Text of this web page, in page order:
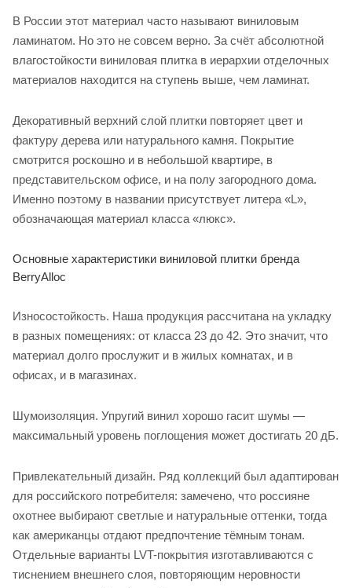
В России этот материал часто называют виниловым
ламинатом. Но это не совсем верно. За счёт абсолютной
влагостойкости виниловая плитка в иерархии отделочных
материалов находится на ступень выше, чем ламинат.
Декоративный верхний слой плитки повторяет цвет и
фактуру дерева или натурального камня. Покрытие
смотрится роскошно и в небольшой квартире, в
представительском офисе, и на полу загородного дома.
Именно поэтому в названии присутствует литера «L»,
обозначающая материал класса «люкс».
Основные характеристики виниловой плитки бренда
BerryAlloc
Износостойкость. Наша продукция рассчитана на укладку
в разных помещениях: от класса 23 до 42. Это значит, что
материал долго прослужит и в жилых комнатах, и в
офисах, и в магазинах.
Шумоизоляция. Упругий винил хорошо гасит шумы —
максимальный уровень поглощения может достигать 20 дБ.
Привлекательный дизайн. Ряд коллекций был адаптирован
для российского потребителя: замечено, что россияне
охотнее выбирают светлые и натуральные оттенки, тогда
как американцы отдают предпочтение тёмным тонам.
Отдельные варианты LVT-покрытия изготавливаются с
тиснением внешнего слоя, повторяющим неровности